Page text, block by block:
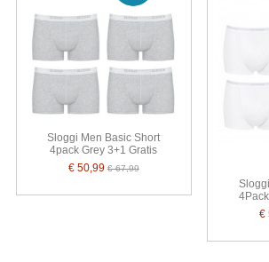
Sloggi Men Basic Short
4pack Grey 3+1 Gratis
€ 50,99€ 67,99
€